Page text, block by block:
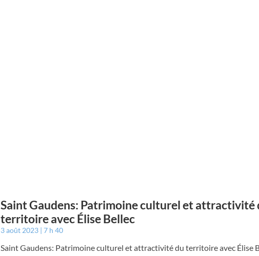
Saint Gaudens: Patrimoine culturel et attractivité
territoire avec Élise Bellec
3 août 2023 7 h 40
Saint Gaudens: Patrimoine culturel et attractivité du territoire avec Élise